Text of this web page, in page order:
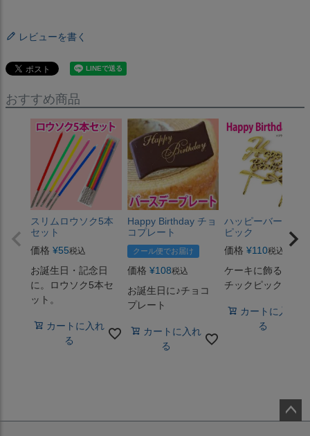
レビューを書く
おすすめ商品
スリムロウソク5本
セット
価格 ¥55税込
お誕生日・記念日
に。ロウソク5本セ
ット。
カートに入れ
る
Happy Birthday チョ
コプレート
クール便でお届け
価格 ¥108税込
お誕生日に♪チョコ
プレート
カートに入れ
る
ハッピーバースデ
ピック
価格 ¥110税込
ケーキに飾るプラ
チックピック
カートに入れ
る